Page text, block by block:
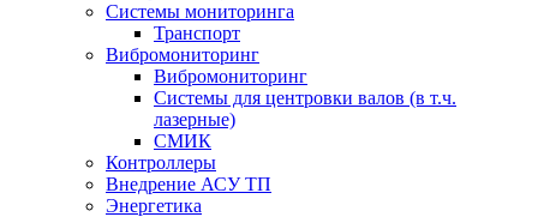
Системы мониторинга
Транспорт
Вибромониторинг
Вибромониторинг
Системы для центровки валов (в т.ч.
лазерные)
СМИК
Контроллеры
Внедрение АСУ ТП
Энергетика